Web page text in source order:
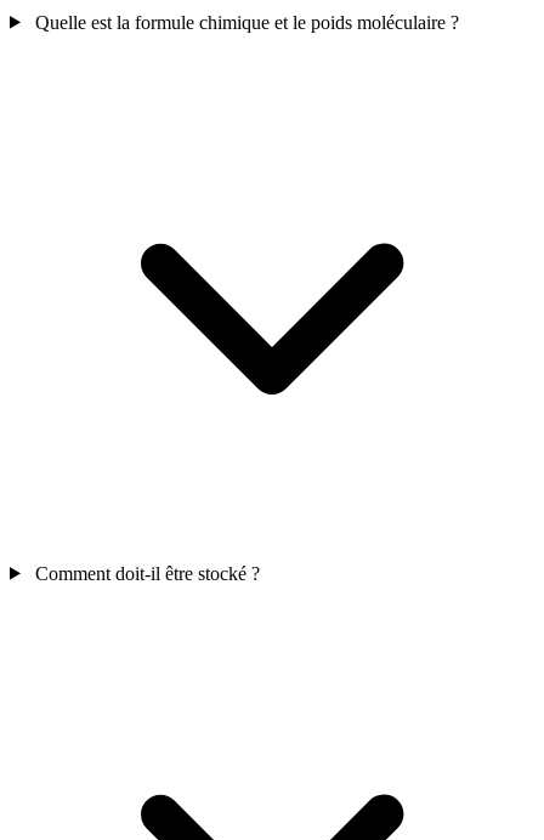
Quelle est la formule chimique et le poids moléculaire ?
Comment doit-il être stocké ?